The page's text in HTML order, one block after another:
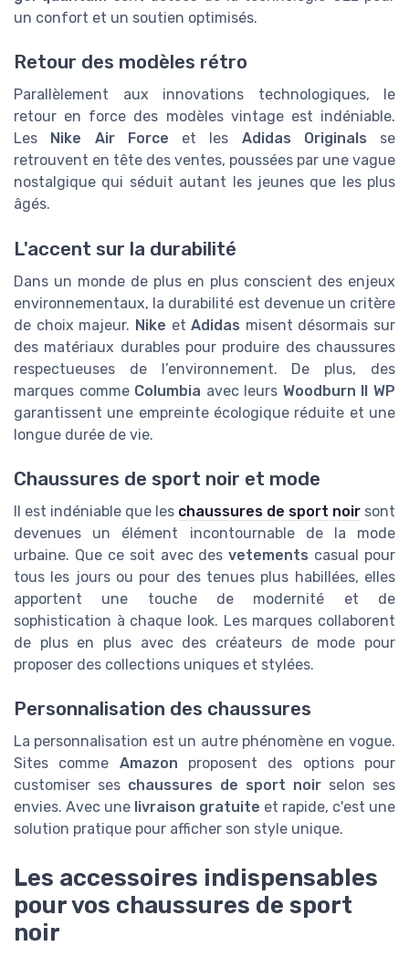
un confort et un soutien optimisés.
Retour des modèles rétro
Parallèlement aux innovations technologiques, le
retour en force des modèles vintage est indéniable.
Les
Nike Air Force et les Adidas Originals se
retrouvent en tête des ventes, poussées par une vague
nostalgique qui séduit autant les jeunes que les plus
âgés.
L'accent sur la durabilité
Dans un monde de plus en plus conscient des enjeux
environnementaux, la durabilité est devenue un critère
de choix majeur. Nike etAdidas misent désormais sur
des matériaux durables pour produire des chaussures
respectueuses de l’environnement. De plus, des
marques comme Columbia avec leurs Woodburn II WP
garantissent une empreinte écologique réduite et une
longue durée de vie.
Chaussures de sport noir et mode
Il est indéniable que les chaussures de sport noir sont
devenues un élément incontournable de la mode
urbaine. Que ce soit avec desvetements casual pour
tous les jours ou pour des tenues plus habillées, elles
apportent une touche de modernité et de
sophistication à chaque look. Les marques collaborent
de plus en plus avec des créateurs de mode pour
proposer des collections uniques et stylées.
Personnalisation des chaussures
La personnalisation est un autre phénomène en vogue.
Sites comme Amazon proposent des options pour
customiser ses chaussures de sport noir selon ses
envies. Avec une livraison gratuite et rapide, c'est une
solution pratique pour afficher son style unique.
Les accessoires indispensables
pour vos chaussures de sport
noir